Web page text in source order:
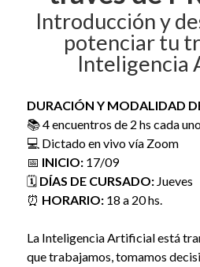
Introducción y
potenciar tu
Inteligencia
DURACIÓN Y MODALIDAD
📚 4 encuentros de 2 hs cada
💻 Dictado en vivo vía Zoom
📅 INICIO:17/09
🗓️ DÍAS DE CURSADO:Jueves
⏰ HORARIO:18 a 20 hs.
La Inteligencia Artificial está
que trabajamos, tomamos